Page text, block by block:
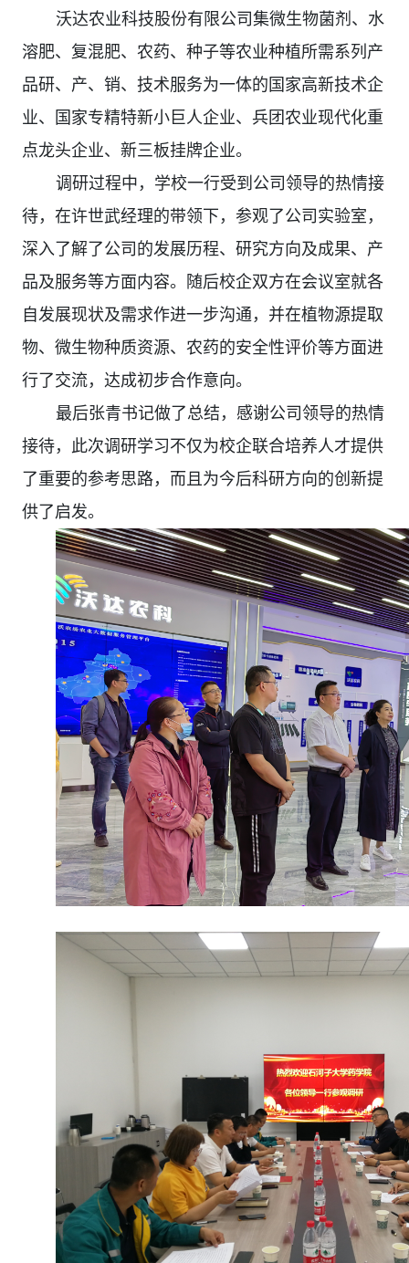
沃达农业科技股份有限公司集微生物菌剂、水
溶肥、复混肥、农药、种子等农业种植所需系列产
品研、产、销、技术服务为一体的国家高新技术企
业、国家专精特新小巨人企业、兵团农业现代化重
点龙头企业、新三板挂牌企业。
调研过程中，学校一行受到公司领导的热情接
待，在许世武经理的带领下，参观了公司实验室，
深入了解了公司的发展历程、研究方向及成果、产
品及服务等方面内容。随后校企双方在会议室就各
自发展现状及需求作进一步沟通，并在植物源提取
物、微生物种质资源、农药的安全性评价等方面进
行了交流，达成初步合作意向。
最后张青书记做了总结，感谢公司领导的热情
接待，此次调研学习不仅为校企联合培养人才提供
了重要的参考思路，而且为今后科研方向的创新提
供了启发。